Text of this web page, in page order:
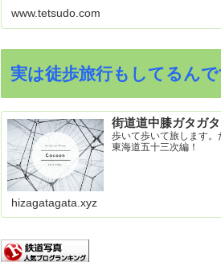
ク集や、参加型ゲーム「
www.tetsudo.com
実は徒歩旅行もしてるん
街道道中膝ガタガタ
歩いて歩いて旅します。
東海道五十三次編！
hizagatagata.xyz